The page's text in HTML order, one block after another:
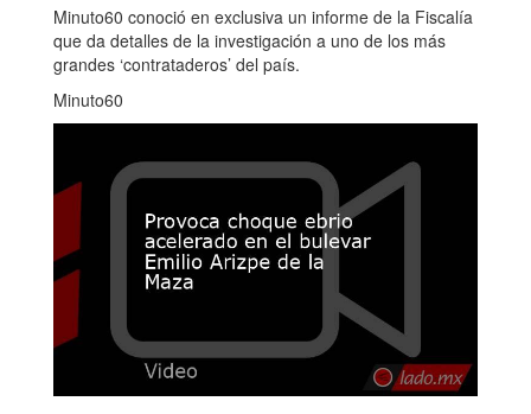
Minuto60 conoció en exclusiva un informe de la Fiscalía
que da detalles de la investigación a uno de los más
grandes ‘contrataderos’ del país.
Minuto60